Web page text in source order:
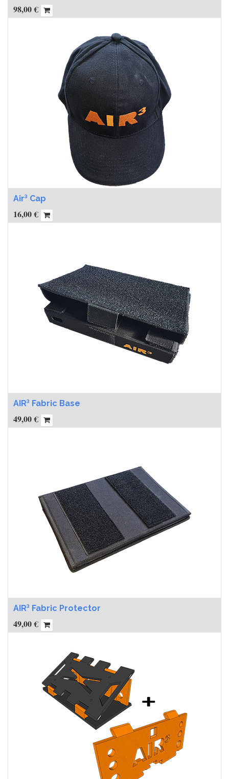
98,00€
Air³ Cap
16,00€
AIR³ Fabric Base
49,00€
AIR³ Fabric Protector
49,00€